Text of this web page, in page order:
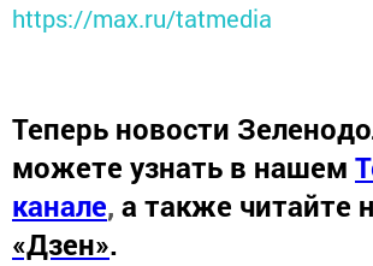
https://max.ru/tatmedia
Теперь новости
можете узнать в нашем
канале, а также читайте
«Дзен».